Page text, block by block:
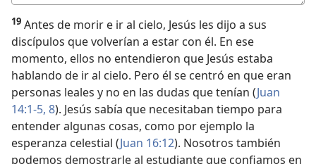
19 Antes de morir e ir al cielo, Jesús les dijo a sus
discípulos que volverían a estar con él. En ese
momento, ellos no entendieron que Jesús estaba
hablando de ir al cielo. Pero él se centró en que eran
personas leales y no en las dudas que tenían (Juan
14:1-5, 8). Jesús sabía que necesitaban tiempo para
entender algunas cosas, como por ejemplo la
esperanza celestial (Juan 16:12). Nosotros también
podemos demostrarle al estudiante que confiamos en